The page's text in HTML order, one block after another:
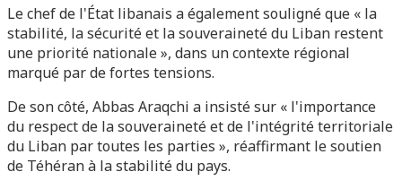
Le chef de l'État libanais a également souligné que « la
stabilité, la sécurité et la souveraineté du Liban restent
une priorité nationale », dans un contexte régional
marqué par de fortes tensions.
De son côté, Abbas Araqchi a insisté sur « l'importance
du respect de la souveraineté et de l'intégrité territoriale
du Liban par toutes les parties », réaffirmant le soutien
de Téhéran à la stabilité du pays.